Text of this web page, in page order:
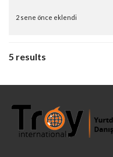
2 sene önce eklendi
5 results